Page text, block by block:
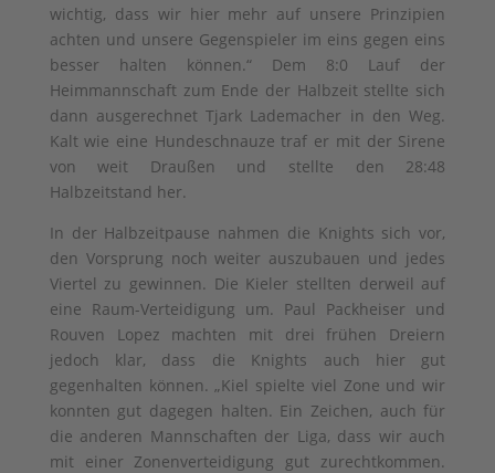
wichtig, dass wir hier mehr auf unsere Prinzipien
achten und unsere Gegenspieler im eins gegen eins
besser halten können.“ Dem 8:0 Lauf der
Heimmannschaft zum Ende der Halbzeit stellte sich
dann ausgerechnet Tjark Lademacher in den Weg.
Kalt wie eine Hundeschnauze traf er mit der Sirene
von weit Draußen und stellte den 28:48
Halbzeitstand her.
In der Halbzeitpause nahmen die Knights sich vor,
den Vorsprung noch weiter auszubauen und jedes
Viertel zu gewinnen. Die Kieler stellten derweil auf
eine Raum-Verteidigung um. Paul Packheiser und
Rouven Lopez machten mit drei frühen Dreiern
jedoch klar, dass die Knights auch hier gut
gegenhalten können. „Kiel spielte viel Zone und wir
konnten gut dagegen halten. Ein Zeichen, auch für
die anderen Mannschaften der Liga, dass wir auch
mit einer Zonenverteidigung gut zurechtkommen.